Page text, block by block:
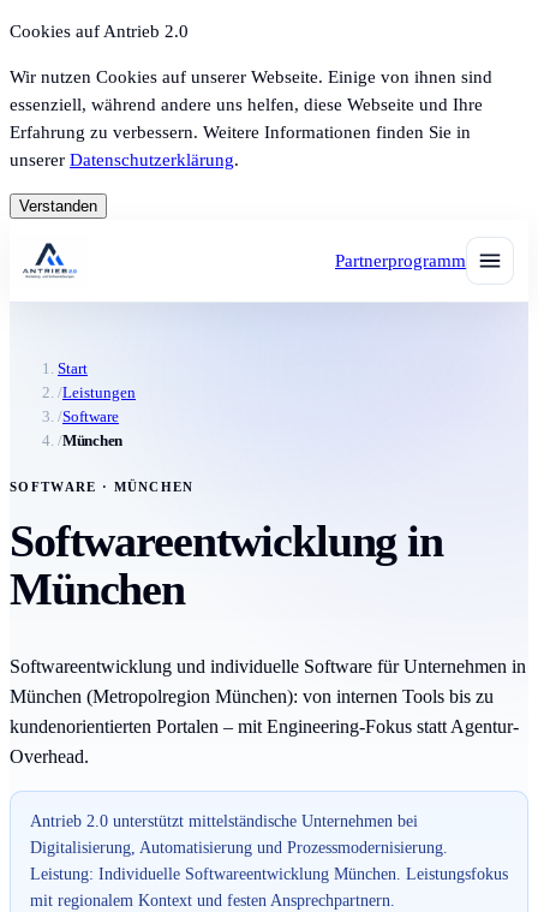
Cookies auf Antrieb 2.0
Wir nutzen Cookies auf unserer Webseite. Einige von ihnen sind
essenziell, während andere uns helfen, diese Webseite und Ihre
Erfahrung zu verbessern. Weitere Informationen finden Sie in
unserer Datenschutzerklärung.
Verstanden
Partnerprogramm
Start
/Leistungen
/Software
/München
SOFTWARE · MÜNCHEN
Softwareentwicklung in
München
Softwareentwicklung und individuelle Software für Unternehmen in
München (Metropolregion München): von internen Tools bis zu
kundenorientierten Portalen – mit Engineering-Fokus statt Agentur-
Overhead.
Antrieb 2.0 unterstützt mittelständische Unternehmen bei
Digitalisierung, Automatisierung und Prozessmodernisierung.
Leistung: Individuelle Softwareentwicklung München. Leistungsfokus
mit regionalem Kontext und festen Ansprechpartnern.